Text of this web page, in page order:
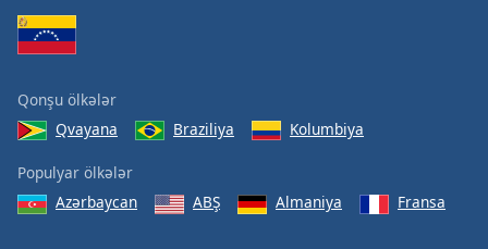
Qonşu ölkələr
Qvayana
Braziliya Kolumbiya
Populyar ölkələr
Azərbaycan
ABŞ Almaniya Fransa